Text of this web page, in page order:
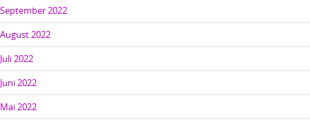
September 2022
August 2022
Juli 2022
Juni 2022
Mai 2022